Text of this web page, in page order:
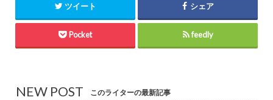
ツイート シェア
Pocket feedly
NEW POST このライターの最新記事